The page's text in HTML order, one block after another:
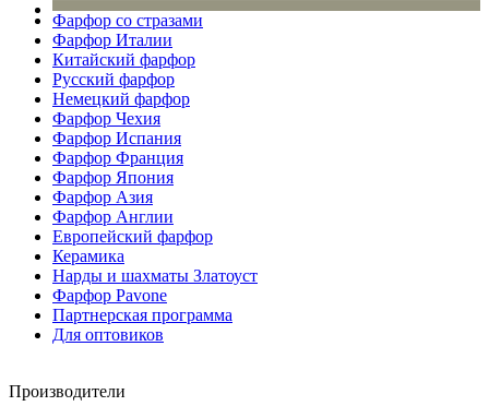
Фарфор со стразами
Фарфор Италии
Китайский фарфор
Русский фарфор
Немецкий фарфор
Фарфор Чехия
Фарфор Испания
Фарфор Франция
Фарфор Япония
Фарфор Азия
Фарфор Англии
Европейский фарфор
Керамика
Нарды и шахматы Златоуст
Фарфор Pavone
Партнерская программа
Для оптовиков
Производители